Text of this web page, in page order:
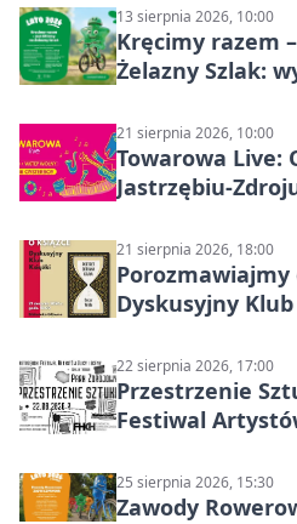
13 sierpnia 2026, 10:00
Kręcimy razem
Żelazny Szlak:
21 sierpnia 2026, 10:00
Towarowa Live:
Jastrzębiu-
21 sierpnia 2026, 18:00
Porozmawiajmy
Dyskusyjny
22 sierpnia 2026, 17:00
Przestrzenie
Festiwal
25 sierpnia 2026, 15:30
Zawody